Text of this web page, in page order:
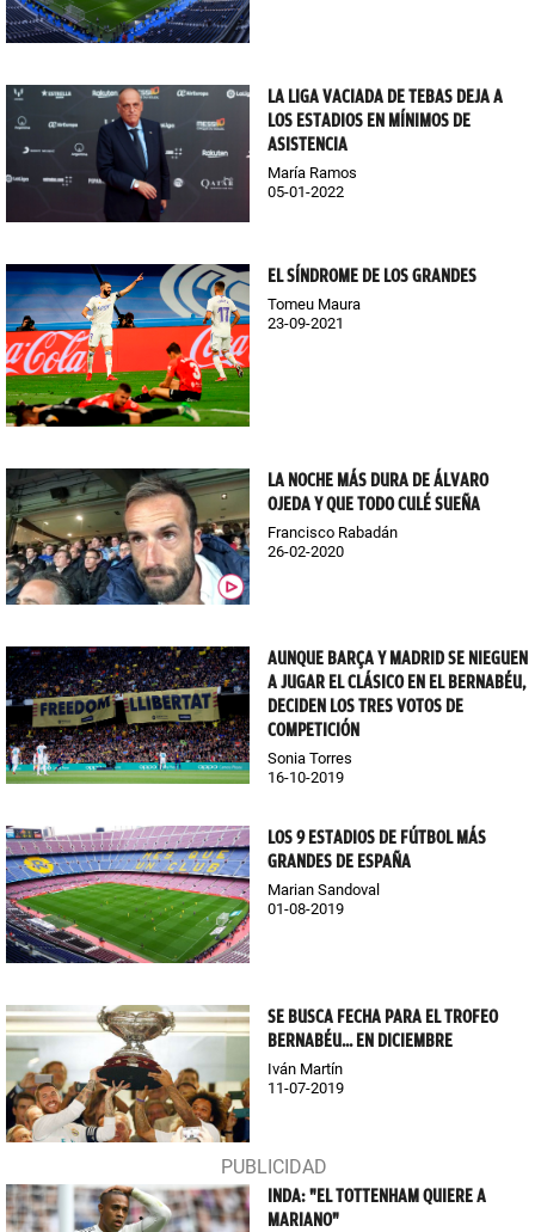
LA LIGA VACIADA DE TEBAS DEJA A
LOS ESTADIOS EN MÍNIMOS DE
ASISTENCIA
María Ramos
05-01-2022
EL SÍNDROME DE LOS GRANDES
Tomeu Maura
23-09-2021
LA NOCHE MÁS DURA DE ÁLVARO
OJEDA Y QUE TODO CULÉ SUEÑA
Francisco Rabadán
26-02-2020
AUNQUE BARÇA Y MADRID SE NIEGUEN
A JUGAR EL CLÁSICO EN EL BERNABÉU,
DECIDEN LOS TRES VOTOS DE
COMPETICIÓN
Sonia Torres
16-10-2019
LOS 9 ESTADIOS DE FÚTBOL MÁS
GRANDES DE ESPAÑA
Marian Sandoval
01-08-2019
SE BUSCA FECHA PARA EL TROFEO
BERNABÉU... EN DICIEMBRE
Iván Martín
11-07-2019
INDA: "EL TOTTENHAM QUIERE A
MARIANO"